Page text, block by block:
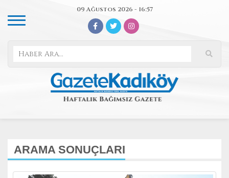
09 Ağustos 2026 - 16:57
ARAMA SONUÇLARI